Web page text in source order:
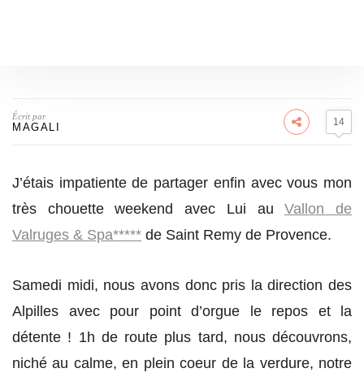
Écrit par
MAGALI 14
J’étais impatiente de partager enfin avec vous mon
très chouette weekend avec Lui auVallon de
Valruges & Spa***** de Saint Remy de Provence.
Samedi midi, nous avons donc pris la direction des
Alpilles avec pour point d’orgue le repos et la
détente ! 1h de route plus tard, nous découvrons,
niché au calme, en plein coeur de la verdure, notre